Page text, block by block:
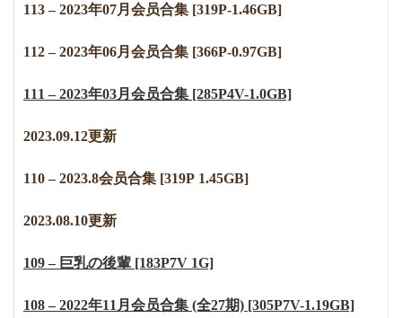
113 – 2023年07月会员合集 [319P-1.46GB]
112 – 2023年06月会员合集 [366P-0.97GB]
111 – 2023年03月会员合集 [285P4V-1.0GB]
2023.09.12更新
110 – 2023.8会员合集 [319P 1.45GB]
2023.08.10更新
109 – 巨乳の後輩 [183P7V 1G]
108 – 2022年11月会员合集 (全27期) [305P7V-1.19GB]